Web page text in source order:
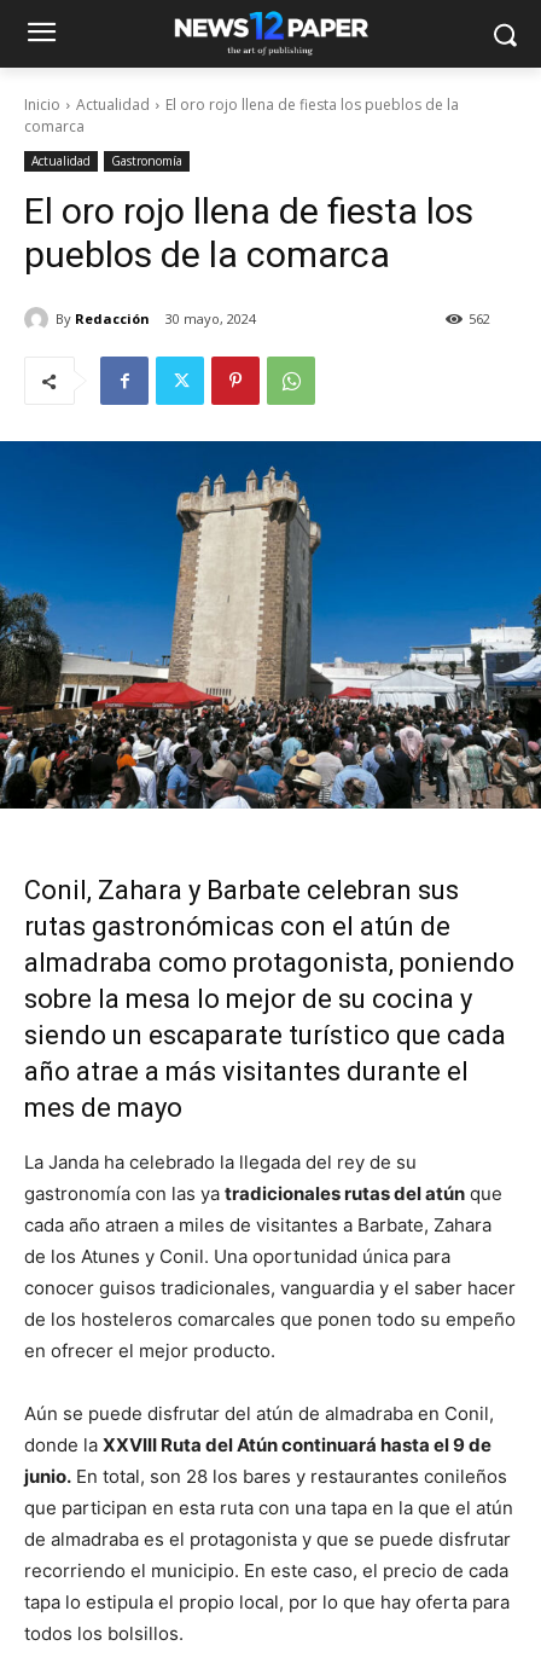
Inicio Actualidad
El oro rojo llena de fiesta los pueblos de la
comarca
Actualidad Gastronomía
El oro rojo llena de fiesta los
pueblos de la comarca
By Redacción 30 mayo, 2024 562
Conil, Zahara y Barbate celebran sus
rutas gastronómicas con el atún de
almadraba como protagonista, poniendo
sobre la mesa lo mejor de su cocina y
siendo un escaparate turístico que cada
año atrae a más visitantes durante el
mes de mayo
La Janda ha celebrado la llegada del rey de su
gastronomía con las ya tradicionales rutas del atún que
cada año atraen a miles de visitantes a Barbate, Zahara
de los Atunes y Conil. Una oportunidad única para
conocer guisos tradicionales, vanguardia y el saber hacer
de los hosteleros comarcales que ponen todo su empeño
en ofrecer el mejor producto.
Aún se puede disfrutar del atún de almadraba en Conil,
donde la XXVIII Ruta del Atún continuará hasta el 9 de
junio. En total, son 28 los bares y restaurantes conileños
que participan en esta ruta con una tapa en la que el atún
de almadraba es el protagonista y que se puede disfrutar
recorriendo el municipio. En este caso, el precio de cada
tapa lo estipula el propio local, por lo que hay oferta para
todos los bolsillos.